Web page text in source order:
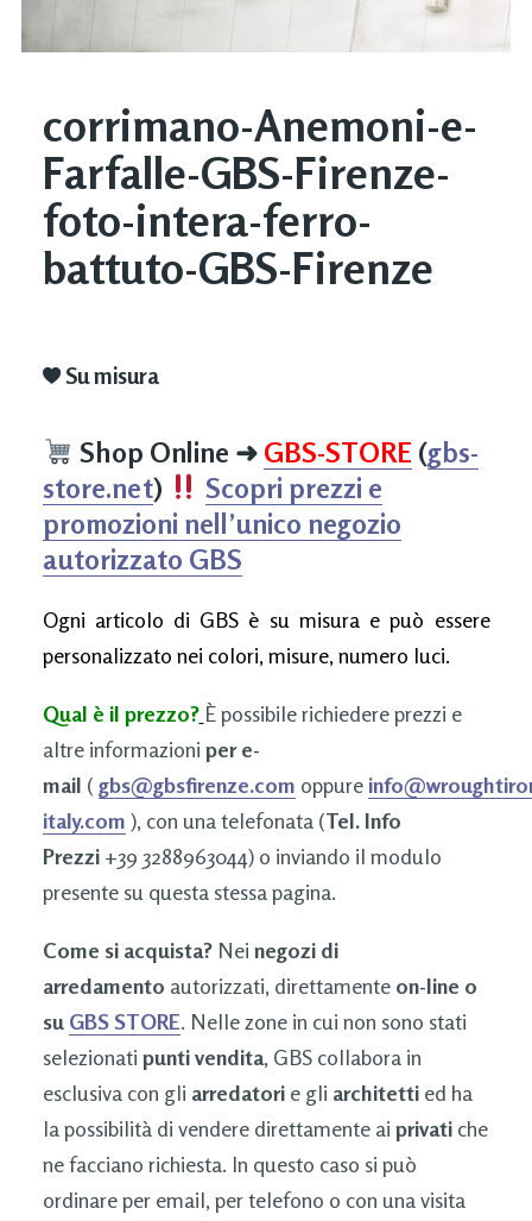
corrimano-Anemoni-e-
Farfalle-GBS-Firenze-
foto-intera-ferro-
battuto-GBS-Firenze
Su misura
Shop Online ➜ GBS-STORE (gbs-
store.net)
Scopri prezzi e
promozioni nell’unico negozio
autorizzato GBS
Ogni articolo di GBS è su misura e può essere
personalizzato nei colori, misure, numero luci.
Qual è il prezzo? È possibile richiedere prezzi e
altre informazioni per e-
mail ( gbs@gbsfirenze.com oppure
italy.com ), con una telefonata (Tel. Info
Prezzi+39 3288963044) o inviando il modulo
presente su questa stessa pagina.
Come si acquista?Nei negozi di
arredamento autorizzati, direttamente on-line o
su GBS STORE. Nelle zone in cui non sono stati
selezionati punti vendita, GBS collabora in
esclusiva con gli arredatorie gli architettied ha
la possibilità di vendere direttamente ai privatiche
ne facciano richiesta. In questo caso si può
ordinare per email, per telefono o con una visita